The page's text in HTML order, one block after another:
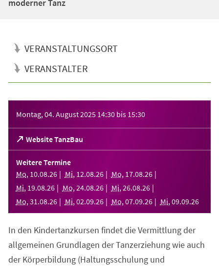
moderner Tanz
VERANSTALTUNGSORT
VERANSTALTER
Montag, 04. August 2025 14:30 bis 15:30
Website TanzBau
(Öffnet
in
einem
neuen
Tab)
Weitere Termine
Mo, 10.08.26 Mi, 12.08.26 Mo, 17.08.26
Mi, 19.08.26 Mo, 24.08.26 Mi, 26.08.26
Mo, 31 .08.26 Mi, 02.09.26 Mo, 07.09.26 Mi, 09.09.26
In den Kindertanzkursen findet die Vermittlung der
allgemeinen Grundlagen der Tanzerziehung wie auch
der Körperbildung (Haltungsschulung und